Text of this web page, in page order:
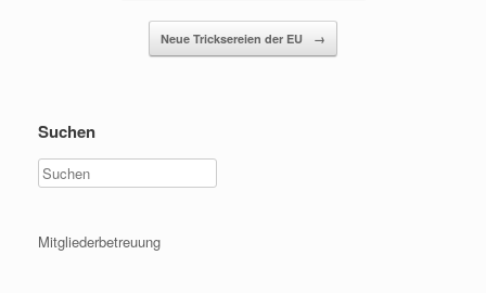
Neue Tricksereien der EU →
Suchen
Mitgliederbetreuung